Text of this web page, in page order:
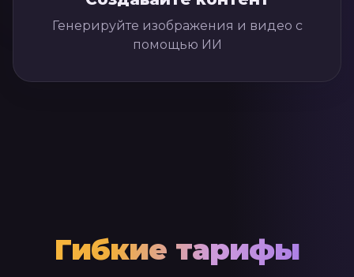
Генерируйте изображения и видео с
помощью ИИ
Гибкие тарифы